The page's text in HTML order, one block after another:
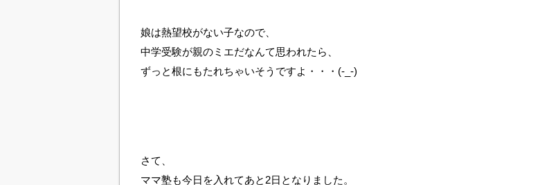
娘は熱望校がない子なので、
中学受験が親のミエだなんて思われたら、
ずっと根にもたれちゃいそうですよ・・・(-_-)
さて、
ママ塾も今日を入れてあと2日となりました。